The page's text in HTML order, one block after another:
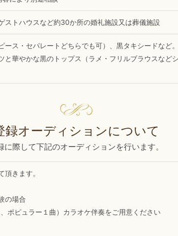
ストハウスなど約30か所の婚礼施設又は葬儀施設
ース・セパレートどちらでも可）、黒タキシードなど。
と華やかな黒のトップス（ラメ・フリルブラウスなど
録オーディションについて
に際して下記のオーディションを行います。
頂きます。
の場合
ポピュラー１曲）カラオケ伴奏をご用意ください